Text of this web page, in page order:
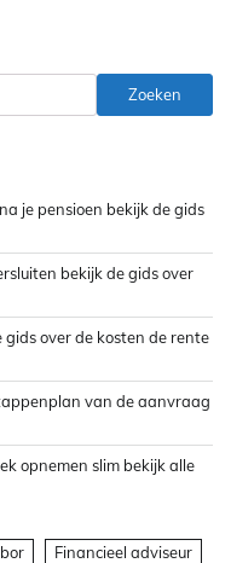
Zoeken
je pensioen bekijk de gids
bekijk de gids over
over de kosten de rente
van de aanvraag
opnemen slim bekijk alle
Financieel adviseur